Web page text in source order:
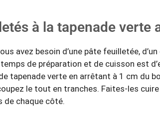
à la tapenade verte
avez besoin d’une pâte feuilletée,
de préparation et de cuisson est
tapenade verte en arrêtant à 1 cm du
le tout en tranches. Faites-les
de chaque côté.